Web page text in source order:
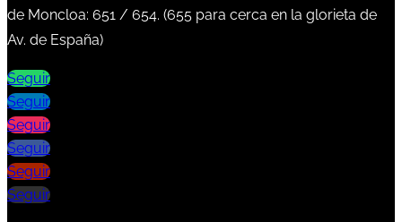
de Moncloa: 651 / 654. (655 para cerca en la glorieta de
Av. de España)
Seguir
Seguir
Seguir
Seguir
Seguir
Seguir